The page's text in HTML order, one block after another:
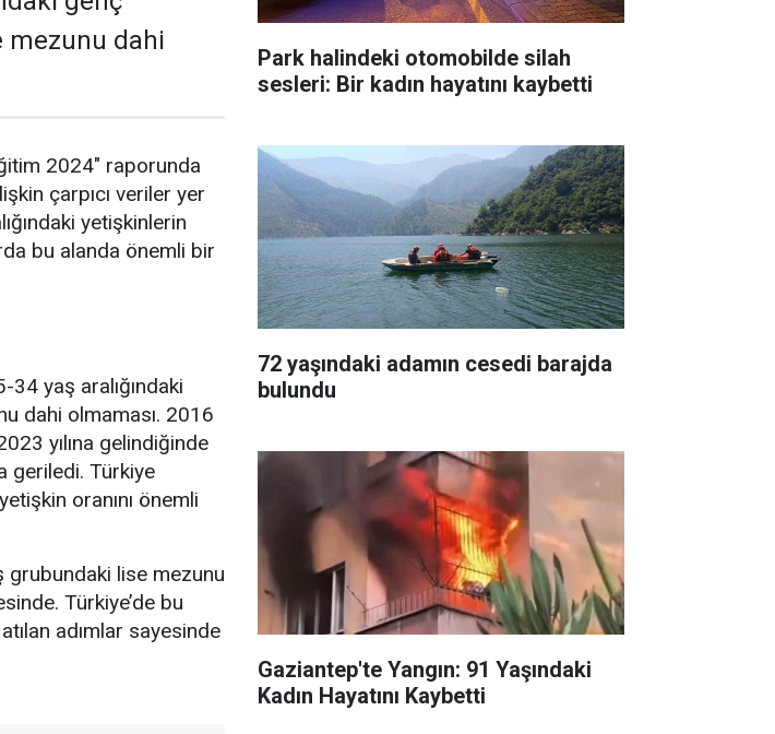
mezunu dahi
2024" raporunda
çarpıcı veriler yer
yetişkinlerin
bu alanda önemli bir
yaş aralığındaki
dahi olmaması. 2016
yılına gelindiğinde
geriledi. Türkiye
oranını önemli
grubundaki lise mezunu
Türkiye’de bu
adımlar sayesinde
Park halindeki otomobilde silah
sesleri: Bir kadın hayatını kaybetti
72 yaşındaki adamın cesedi barajda
bulundu
Gaziantep'te Yangın: 91 Yaşındaki
Kadın Hayatını Kaybetti